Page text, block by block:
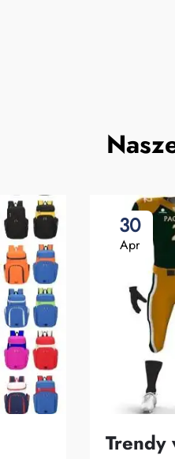
30
Apr
Trendy